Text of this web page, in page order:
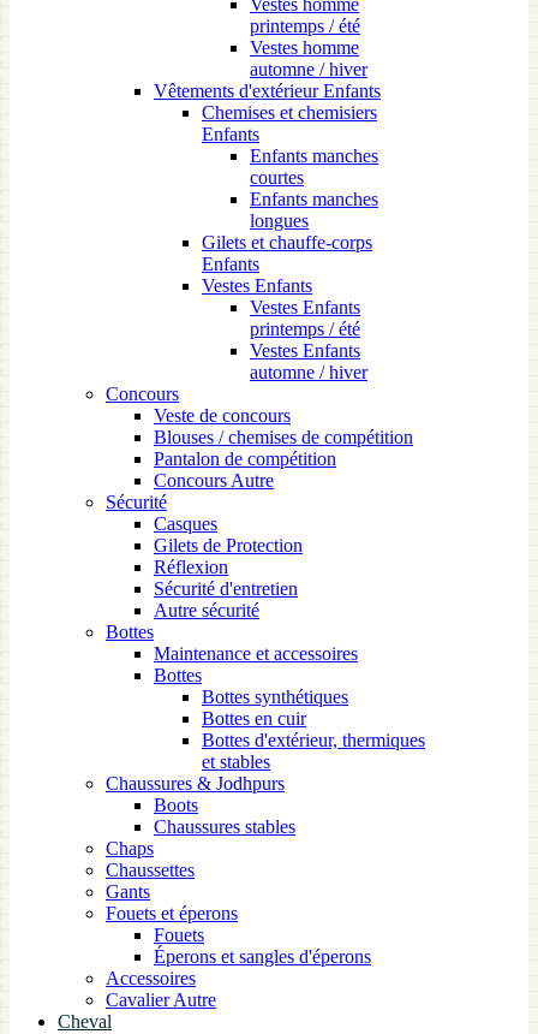
Vestes homme
printemps / été
Vestes homme
automne / hiver
Vêtements d'extérieur Enfants
Chemises et chemisiers
Enfants
Enfants manches
courtes
Enfants manches
longues
Gilets et chauffe-corps
Enfants
Vestes Enfants
Vestes Enfants
printemps / été
Vestes Enfants
automne / hiver
Concours
Veste de concours
Blouses / chemises de compétition
Pantalon de compétition
Concours Autre
Sécurité
Casques
Gilets de Protection
Réflexion
Sécurité d'entretien
Autre sécurité
Bottes
Maintenance et accessoires
Bottes
Bottes synthétiques
Bottes en cuir
Bottes d'extérieur, thermiques
et stables
Chaussures & Jodhpurs
Boots
Chaussures stables
Chaps
Chaussettes
Gants
Fouets et éperons
Fouets
Éperons et sangles d'éperons
Accessoires
Cavalier Autre
Cheval